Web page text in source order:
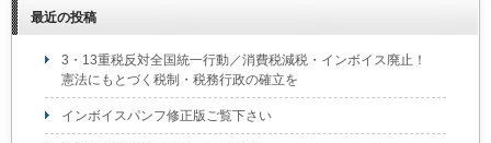
最近の投稿
3・13重税反対全国統一行動／消費税減税・インボイス廃止！
憲法にもとづく税制・税務行政の確立を
インボイスパンフ修正版ご覧下さい